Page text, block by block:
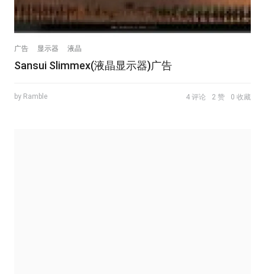
广告 显示器 液晶
Sansui Slimmex(液晶显示器)广告
by Ramble 4 评论 2 赞 0 收藏